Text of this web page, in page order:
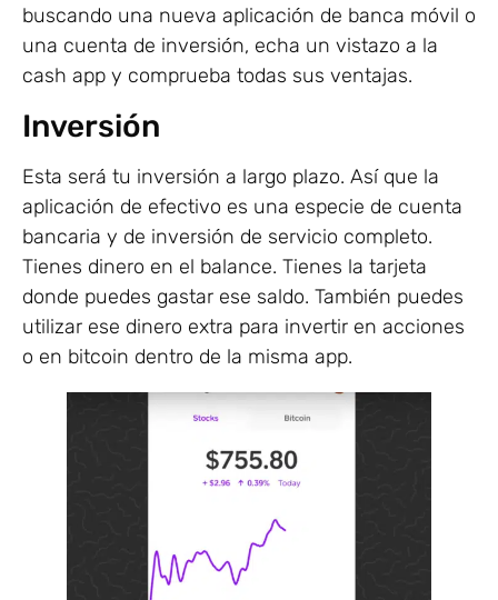
buscando una nueva aplicación de banca móvil o
una cuenta de inversión, echa un vistazo a la
cash app y comprueba todas sus ventajas.
Inversión
Esta será tu inversión a largo plazo. Así que la
aplicación de efectivo es una especie de cuenta
bancaria y de inversión de servicio completo.
Tienes dinero en el balance. Tienes la tarjeta
donde puedes gastar ese saldo. También puedes
utilizar ese dinero extra para invertir en acciones
o en bitcoin dentro de la misma app.